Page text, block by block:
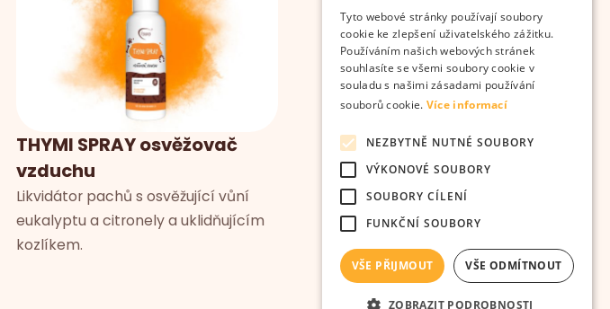
THYMI SPRAY osvěžovač
vzduchu
Likvidátor pachů s osvěžující vůní
eukalyptu a citronely a uklidňujícím
kozlíkem.
Tyto webové stránky používají soubory
cookie ke zlepšení uživatelského zážitku.
Používáním našich webových stránek
souhlasíte se všemi soubory cookie v
souladu s našimi zásadami používání
souborů cookie. Více informací
NEZBYTNĚ NUTNÉ SOUBORY
VÝKONOVÉ SOUBORY
SOUBORY CÍLENÍ
FUNKČNÍ SOUBORY
VŠE PŘIJMOUT VŠE ODMÍTNOUT
ZOBRAZIT PODROBNOSTI